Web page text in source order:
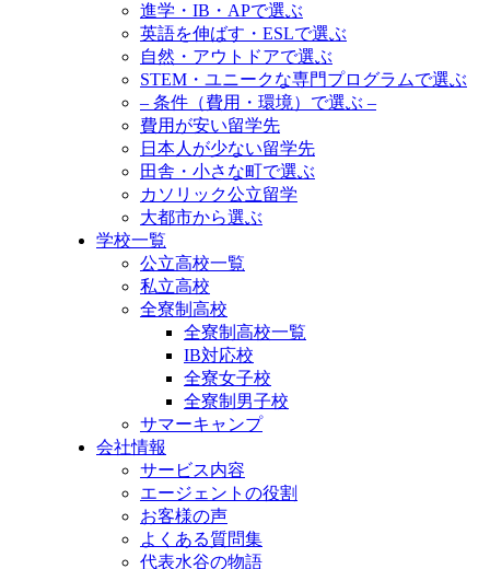
進学・IB・APで選ぶ
英語を伸ばす・ESLで選ぶ
自然・アウトドアで選ぶ
STEM・ユニークな専門プログラムで選ぶ
– 条件（費用・環境）で選ぶ –
費用が安い留学先
日本人が少ない留学先
田舎・小さな町で選ぶ
カソリック公立留学
大都市から選ぶ
学校一覧
公立高校一覧
私立高校
全寮制高校
全寮制高校一覧
IB対応校
全寮女子校
全寮制男子校
サマーキャンプ
会社情報
サービス内容
エージェントの役割
お客様の声
よくある質問集
代表水谷の物語